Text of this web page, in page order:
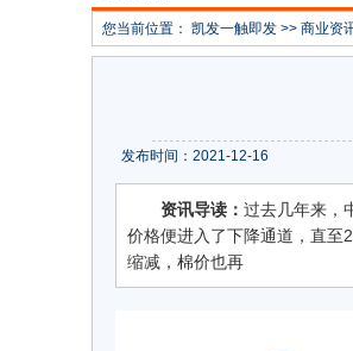
您当前位置： 凯发一触即发 >> 商业资
发布时间：2021-12-16
资讯导读： 过去几年来，
价格便进入了下降通道，直至
缩减，棉价也再